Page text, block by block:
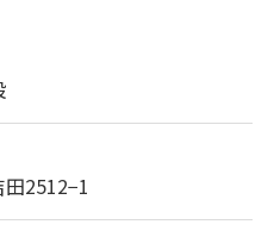
2512−1